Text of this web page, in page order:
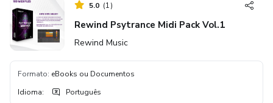
5.0 (1)
Rewind Psytrance Midi Pack Vol.1
Rewind Music
Formato: eBooks ou Documentos
Idioma: Português